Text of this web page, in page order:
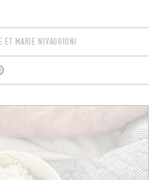
ET MARIE NIVAGGIONI